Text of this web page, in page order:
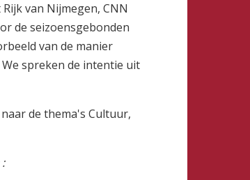
van Nijmegen, CNN
de seizoensgebonden
van de manier
spreken de intentie uit
de thema's Cultuur,